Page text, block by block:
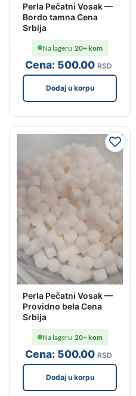
Perla Pečatni Vosak —
Bordo tamna Cena
Srbija
Cena: 500.00 RSD
Na lageru 20+ kom
Dodaj u korpu
Perla Pečatni Vosak —
Providno bela Cena
Srbija
Cena: 500.00 RSD
Na lageru 20+ kom
Dodaj u korpu